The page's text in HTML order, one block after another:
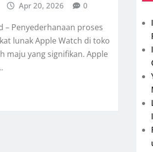
Apr 20, 2026 0
– Penyederhanaan proses
lunak Apple Watch di toko
maju yang signifikan. Apple